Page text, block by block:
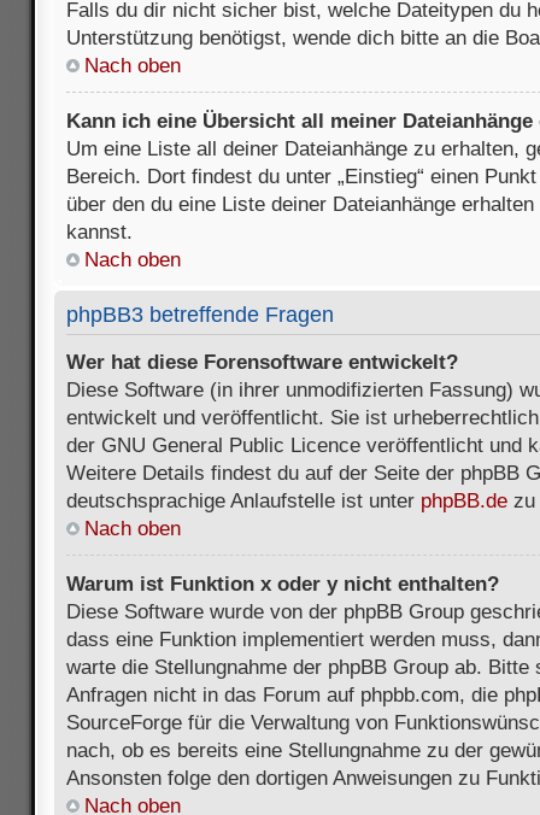
Falls du dir nicht sicher bist, welche Dateitypen du
Unterstützung benötigst, wende dich bitte an die
Nach oben
Kann ich eine Übersicht all meiner Dateianhänge
Um eine Liste all deiner Dateianhänge zu erhalten,
Bereich. Dort findest du unter „Einstieg“ einen
über den du eine Liste deiner Dateianhänge
kannst.
Nach oben
phpBB3 betreffende Fragen
Wer hat diese Forensoftware entwickelt?
Diese Software (in ihrer unmodifizierten Fassung)
entwickelt und veröffentlicht. Sie ist
der GNU General Public Licence veröffentlicht und
Weitere Details findest du auf der Seite der phpBB
deutschsprachige Anlaufstelle ist unter phpBB.de zu
Nach oben
Warum ist Funktion x oder y nicht enthalten?
Diese Software wurde von der phpBB Group
dass eine Funktion implementiert werden muss,
warte die Stellungnahme der phpBB Group ab. Bitte
Anfragen nicht in das Forum auf phpbb.com, die
SourceForge für die Verwaltung von
nach, ob es bereits eine Stellungnahme zu der
Ansonsten folge den dortigen Anweisungen zu
Nach oben